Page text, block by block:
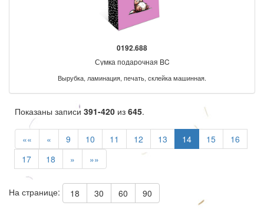
0192.688
Сумка подарочная BC
Вырубка, ламинация, печать, склейка машинная.
Показаны записи 391-420 из 645.
«« « 9 10 11 12 13 14 15
16
17
18 » »»
На странице: 18 30 60 90